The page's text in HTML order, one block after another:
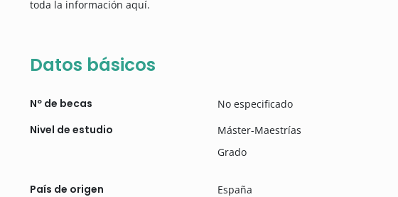
toda la información aquí.
Datos básicos
Nº de becas No especificado
Nivel de estudio
Máster-Maestrías
Grado
País de origen España